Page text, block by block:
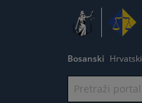
Bosanski Hrvatski